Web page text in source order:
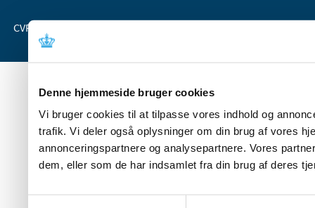
Denne hjemmeside bruger cookies
Vi bruger cookies til at tilpasse vores indhold og
trafik. Vi deler også oplysninger om din brug af vores
annonceringspartnere og analysepartnere. Vores
dem, eller som de har indsamlet fra din brug af deres
CVR-nr. 37 05 24 85